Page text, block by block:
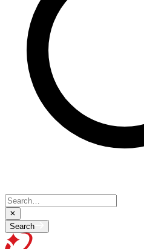
Search